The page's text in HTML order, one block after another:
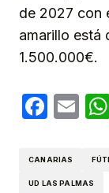
de 2027 con
amarillo está
1.500.000€.
CANARIAS
UD LAS PALMAS